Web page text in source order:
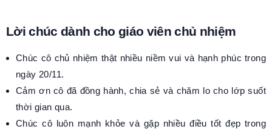
Lời chúc dành cho giáo viên chủ nhiệm
Chúc cô chủ nhiệm thật nhiều niềm vui và hạnh phúc trong
ngày 20/11.
Cảm ơn cô đã đồng hành, chia sẻ và chăm lo cho lớp suốt
thời gian qua.
Chúc cô luôn mạnh khỏe và gặp nhiều điều tốt đẹp trong